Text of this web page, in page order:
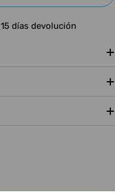
15 días devolución